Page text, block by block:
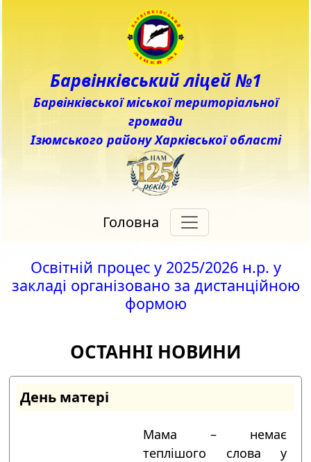
Барвінківський ліцей №1
Барвінківської міської територіальної
громади
Ізюмського району Харківської області
Головна
Освітній процес у 2025/2026 н.р. у
закладі організовано за дистанційною
формою
ОСТАННІ НОВИНИ
День матері
Мама – немає
теплішого слова у